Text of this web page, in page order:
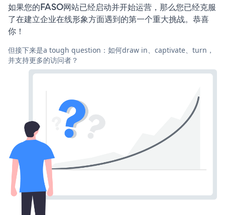
如果您的FASO网站已经启动并开始运营，那么您已经克服
了在建立企业在线形象方面遇到的第一个重大挑战。恭喜
你！
但接下来是a tough question：如何draw in、captivate、turn，
并支持更多的访问者？